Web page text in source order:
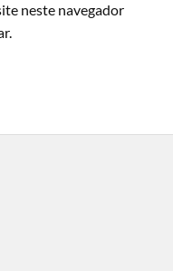
neste navegador